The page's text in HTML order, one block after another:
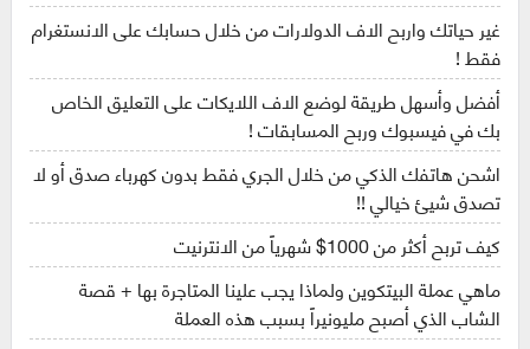
غير حياتك واربح الاف الدولارات من خلال حسابك على الانستغرام
فقط !
أفضل وأسهل طريقة لوضع الاف اللايكات على التعليق الخاص
بك في فيسبوك وربح المسابقات !
اشحن هاتفك الذكي من خلال الجري فقط بدون كهرباء صدق أو لا
تصدق شيئ خيالي !!
كيف تربح أكثر من 1000$ شهرياً من الانترنيت
ماهي عملة البيتكوين ولماذا يجب علينا المتاجرة بها + قصة
الشاب الذي أصبح مليونيراً بسبب هذه العملة